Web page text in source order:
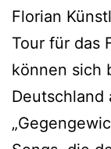
Florian
Tour für das
können sich
Deutschland